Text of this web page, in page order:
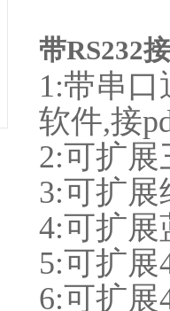
带RS232
1:带串
软件,接
2:可扩
3:可扩
4:可扩展
5:可扩展
6:可扩展